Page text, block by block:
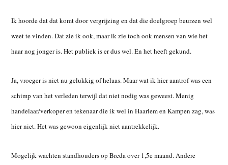
Ik hoorde dat dat komt door vergrijzing en dat die doelgroep beurzen wel
weet te vinden. Dat zie ik ook, maar ik zie toch ook mensen van wie het
haar nog jonger is. Het publiek is er dus wel. En het heeft gekund.
Ja, vroeger is niet nu gelukkig of helaas. Maar wat ik hier aantrof was een
schimp van het verleden terwijl dat niet nodig was geweest. Menig
handelaar/verkoper en tekenaar die ik wel in Haarlem en Kampen zag, was
hier niet. Het was gewoon eigenlijk niet aantrekkelijk.
Mogelijk wachten standhouders op Breda over 1,5e maand. Andere